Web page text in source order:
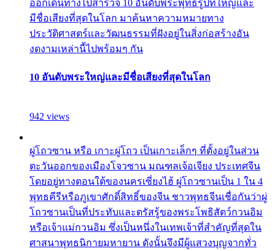
ออกเดินทางไปสำรวจ 10 อันดับพระพุทธรูปที่ใหญ่และ
มีชื่อเสียงที่สุดในโลก มาค้นหาความหมายทาง
ประวัติศาสตร์และวัฒนธรรมที่ฝังอยู่ในสิ่งก่อสร้างอัน
งดงามเหล่านี้ไปพร้อมๆ กัน
10 อันดับพระใหญ่และมีชื่อเสียงที่สุดในโลก
942 views
ผู่โถวซาน หรือ เกาะผู่โถว เป็นเกาะเล็กๆ ที่ตั้งอยู่ในส่วน
ตะวันออกของเมืองโจวซาน มณฑลเจ้อเจียง ประเทศจีน
โดยอยู่ทางตอนใต้ของนครเซี่ยงไฮ้ ผู่โถวซานเป็น 1 ใน 4
พุทธคีรีหรือภูเขาศักดิ์สิทธิ์ของจีน ชาวพุทธจีนเชื่อกันว่าผู่
โถวซานเป็นที่ประทับและตรัสรู้ของพระโพธิสัตว์กวนอิม
หรือเจ้าแม่กวนอิม ซึ่งเป็นหนึ่งในเทพเจ้าที่สำคัญที่สุดใน
ศาสนาพุทธนิกายมหายาน ดังนั้นจึงมีผู้แสวงบุญจากทั่ว